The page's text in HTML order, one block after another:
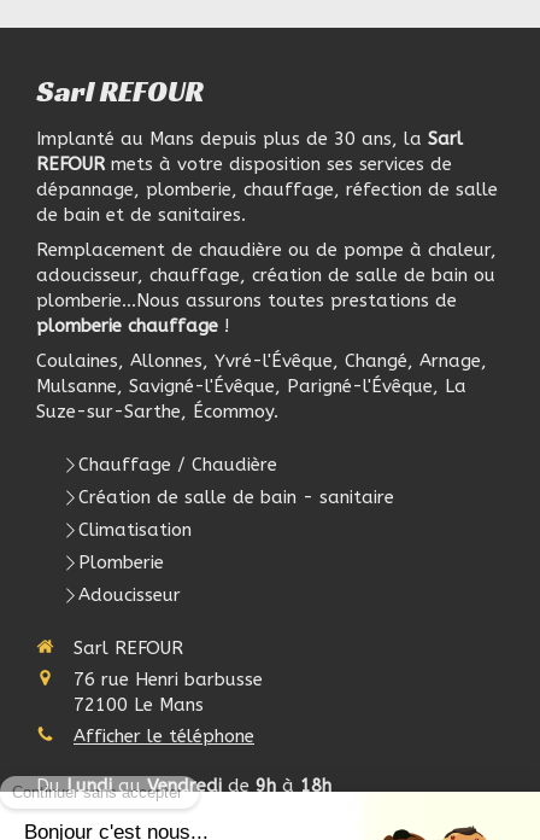
Sarl REFOUR
Implanté au Mans depuis plus de 30 ans, la Sarl
REFOUR mets à votre disposition ses services de
dépannage, plomberie, chauffage, réfection de salle
de bain et de sanitaires.
Remplacement de chaudière ou de pompe à chaleur,
adoucisseur, chauffage, création de salle de bain ou
plomberie...Nous assurons toutes prestations de
plomberie chauffage !
Coulaines, Allonnes, Yvré-l'Évêque, Changé, Arnage,
Mulsanne, Savigné-l'Évêque, Parigné-l'Évêque, La
Suze-sur-Sarthe, Écommoy.
Chauffage / Chaudière
Création de salle de bain - sanitaire
Climatisation
Plomberie
Adoucisseur
Sarl REFOUR
76 rue Henri barbusse
72100 Le Mans
Afficher le téléphone
DuLundiauVendredi de 9h à 18h